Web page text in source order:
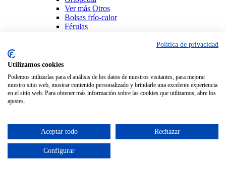
Ver más Otros
Bolsas frío-calor
Férulas
Política de privacidad
Utilizamos cookies
Podemos utilizarlas para el análisis de los datos de nuestros visitantes, para mejorar
nuestro sitio web, mostrar contenido personalizado y brindarle una excelente experiencia
en el sitio web. Para obtener más información sobre las cookies que utilizamos, abre los
ajustes.
Aceptar todo Rechazar
Configurar